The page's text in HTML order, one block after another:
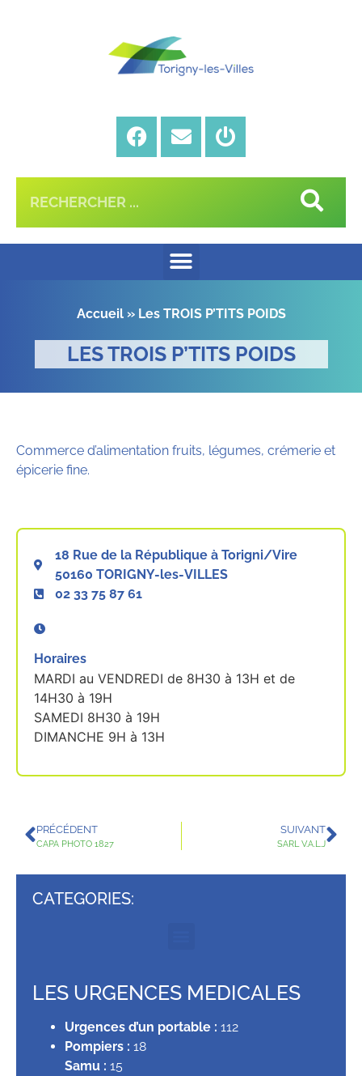
Accueil» Les TROIS P’TITS POIDS
LES TROIS P’TITS POIDS
Commerce d’alimentation fruits, légumes, crémerie et
épicerie fine.
18 Rue de la République à Torigni/Vire
50160 TORIGNY-les-VILLES
02 33 75 87 61
Horaires
MARDI au VENDREDI de 8H30 à 13H et de
14H30 à 19H
SAMEDI 8H30 à 19H
DIMANCHE 9H à 13H
PRÉCÉDENT
CAPA PHOTO 1827
SUIVANT
SARL V.A.L.J
CATEGORIES:
LES URGENCES MEDICALES
Urgences d’un portable : 112
Pompiers : 18
Samu : 15